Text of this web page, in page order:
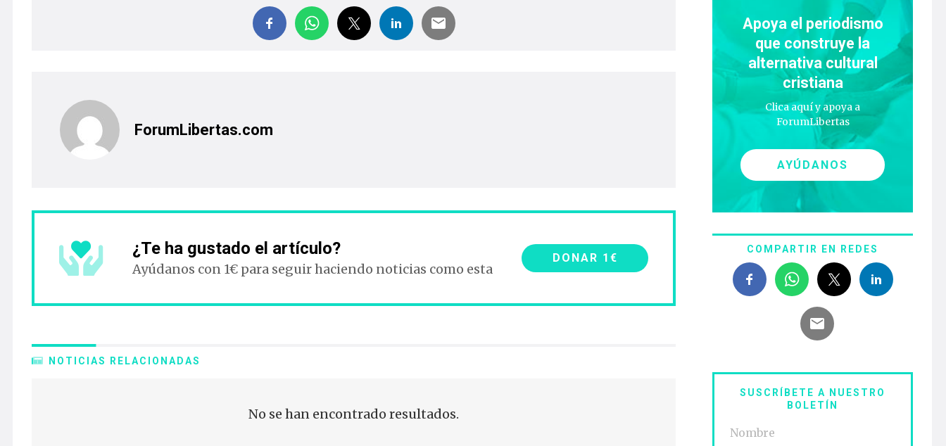
ForumLibertas.com
¿Te ha gustado el artículo?
Ayúdanos con 1€ para seguir haciendo noticias como esta
DONAR 1€
NOTICIAS RELACIONADAS
No se han encontrado resultados.
Apoya el periodismo
que construye la
alternativa cultural
cristiana
Clica aquí y apoya a
ForumLibertas
AYÚDANOS
COMPARTIR EN REDES
SUSCRÍBETE A NUESTRO
BOLETÍN